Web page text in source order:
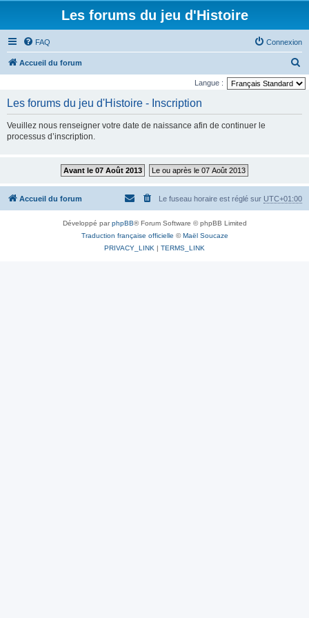
Les forums du jeu d'Histoire
FAQ Connexion
Accueil du forum
e
r
Langue :
Les forums du jeu d'Histoire - Inscription
Veuillez nous renseigner votre date de naissance afin de continuer le
processus d’inscription.
Avant le 07 Août 2013 Le ou après le 07 Août 2013
Accueil du forum Le fuseau horaire est réglé sur UTC+01:00
Développé parphpBB® Forum Software © phpBB Limited
Traduction française officielle ©Maël Soucaze
PRIVACY_LINK | TERMS_LINK